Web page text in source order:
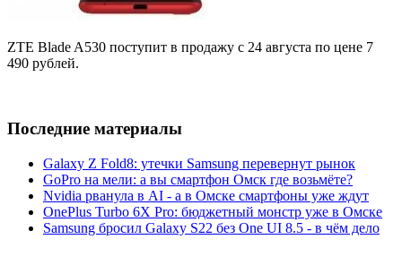
ZTE Blade A530 поступит в продажу с 24 августа по цене 7
490 рублей.
Последние материалы
Galaxy Z Fold8: утечки Samsung перевернут рынок
GoPro на мели: а вы смартфон Омск где возьмёте?
Nvidia рванула в AI - а в Омске смартфоны уже ждут
OnePlus Turbo 6X Pro: бюджетный монстр уже в Омске
Samsung бросил Galaxy S22 без One UI 8.5 - в чём дело